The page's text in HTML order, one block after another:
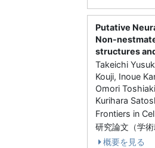
Putative
Non-
structures
Takeichi
Kouji, Inoue
Omori
Kurihara
Frontiers in
研究論文（学
概要を見る